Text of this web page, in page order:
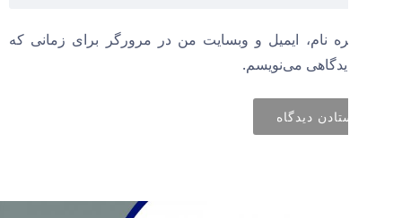
نام، ایمیل و وبسایت من در مرورگر برای زمانی که
می‌نویسم.